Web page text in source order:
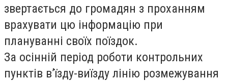
звертається до громадян з проханням
врахувати цю інформацію при
плануванні своїх поїздок.
За осінній період роботи контрольних
пунктів в’їзду-виїзду лінію розмежування